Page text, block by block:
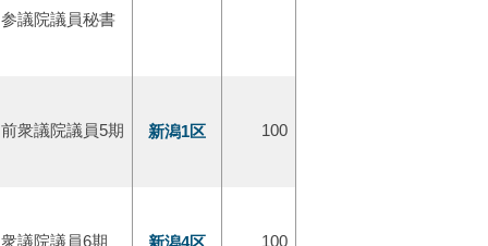
参議院議員秘書
前衆議院議員5期 新潟1区 100
衆議院議員6期 新潟4区 100